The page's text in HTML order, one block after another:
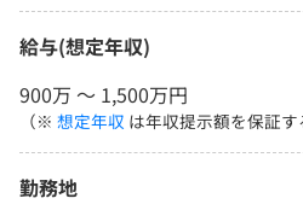
給与(想定年収)
900万 〜 1,500万円
（※ 想定年収 は年収提示額を保証す
勤務地